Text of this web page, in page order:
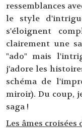
ressemblances
le style
s'éloignent
clairement une
"ado" mais
j'adore les
schéma de
miroir). Du coup,
saga !
Les âmes croisées